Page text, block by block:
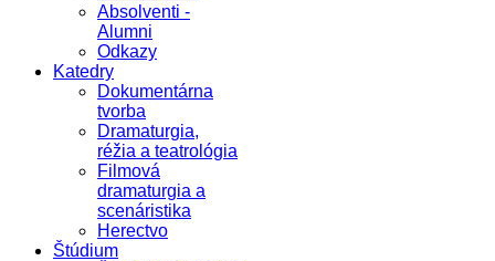
Absolventi -
Alumni
Odkazy
Katedry
Dokumentárna
tvorba
Dramaturgia,
réžia a teatrológia
Filmová
dramaturgia a
scenáristika
Herectvo
Štúdium